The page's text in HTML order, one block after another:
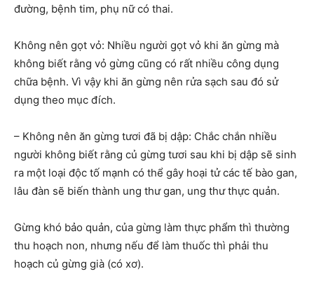
đường, bệnh tim, phụ nữ có thai.
Không nên gọt vỏ: Nhiều người gọt vỏ khi ăn gừng mà
không biết rằng vỏ gừng cũng có rất nhiều công dụng
chữa bệnh. Vì vậy khi ăn gừng nên rửa sạch sau đó sử
dụng theo mục đích.
– Không nên ăn gừng tươi đã bị dập: Chắc chắn nhiều
người không biết rằng củ gừng tươi sau khi bị dập sẽ sinh
ra một loại độc tố mạnh có thể gây hoại tử các tế bào gan,
lâu đàn sẽ biến thành ung thư gan, ung thư thực quản.
Gừng khó bảo quản, của gừng làm thực phẩm thì thường
thu hoạch non, nhưng nếu để làm thuốc thì phải thu
hoạch củ gừng già (có xơ).